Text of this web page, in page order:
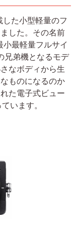
た小型軽量のフ
した。その名前
最軽量フルサイ
兄弟機となるモデ
なボディから生
ものになるのか
た電子式ビュー
います。